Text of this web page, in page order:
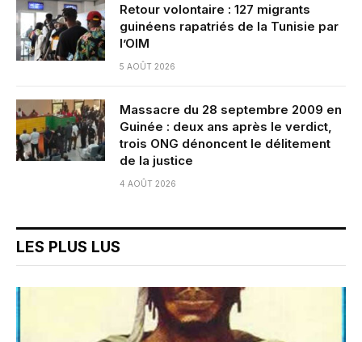
Retour volontaire : 127 migrants
guinéens rapatriés de la Tunisie par
l’OIM
5 AOÛT 2026
Massacre du 28 septembre 2009 en
Guinée : deux ans après le verdict,
trois ONG dénoncent le délitement
de la justice
4 AOÛT 2026
LES PLUS LUS